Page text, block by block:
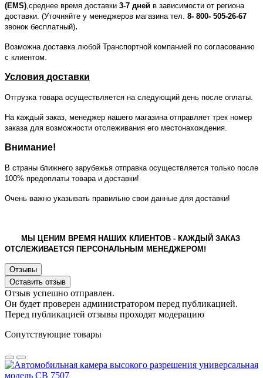
(EMS) ,среднее время доставки 3-7 дней в зависимости от региона
доставки. (Уточняйте у менеджеров магазина тел. 8- 800- 505-26-67
звонок бесплатный).
Возможна доставка любой Транспортной компанией по согласованию
с клиентом.
Условия доставки
Отгрузка товара осуществляется на следующий день после оплаты.
На каждый заказ, менеджер нашего магазина отправляет трек номер
заказа для возможности отслеживания его местонахождения.
Внимание!
В страны ближнего зарубежья отправка осуществляется только после
100% предоплаты товара и доставки!
Очень важно указывать правильно свои данные для доставки!
МЫ ЦЕНИМ ВРЕМЯ НАШИХ КЛИЕНТОВ - КАЖДЫЙ ЗАКАЗ
ОТСЛЕЖИВАЕТСЯ ПЕРСОНАЛЬНЫМ МЕНЕДЖЕРОМ!
Отзывы
Оставить отзыв
Отзыв успешно отправлен.
Он будет проверен администратором перед публикацией.
Перед публикацией отзывы проходят модерацию
Сопутствующие товары